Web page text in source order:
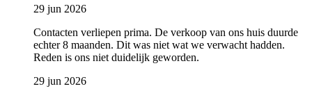
29 jun 2026
Contacten verliepen prima. De verkoop van ons huis duurde
echter 8 maanden. Dit was niet wat we verwacht hadden.
Reden is ons niet duidelijk geworden.
29 jun 2026